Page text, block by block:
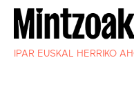
IPAR EUSKAL HERRIKO